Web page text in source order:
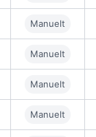
Manuelt
Manuelt
Manuelt
Manuelt